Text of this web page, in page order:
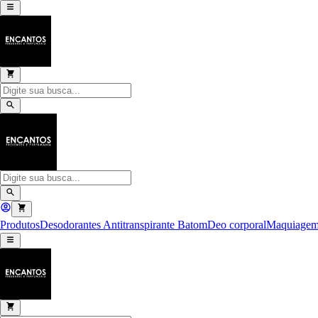
ProdutosDesodorantes Antitranspirante BatomDeo corporal